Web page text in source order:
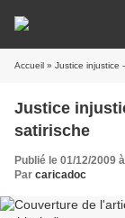
Accueil » Justice injustice
Justice
satirische
Publié le 01/12/2009
Par caricadoc